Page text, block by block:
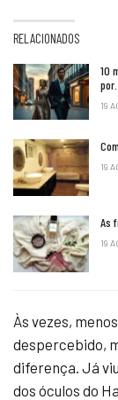
RELACIONADOS
10
por…
19
19
As
19
Às vezes,
despercebido,
diferença. Já
dos óculos do